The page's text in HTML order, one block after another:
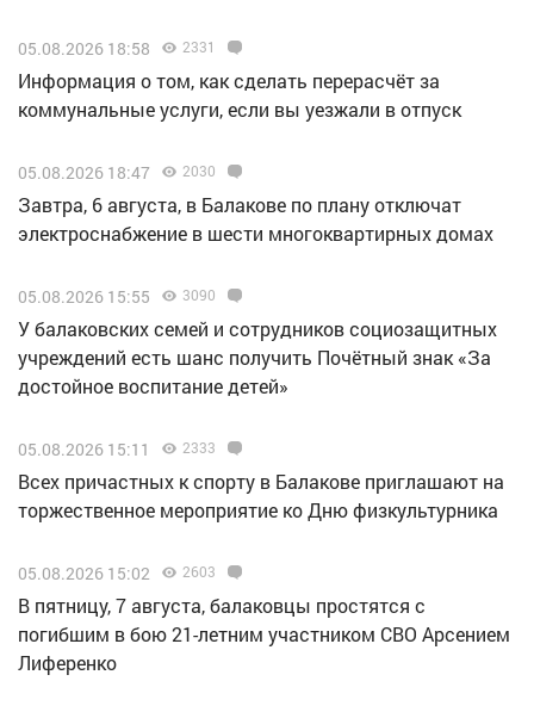
05.08.2026 18:58 2331
Информация о том, как сделать перерасчёт за
коммунальные услуги, если вы уезжали в отпуск
05.08.2026 18:47 2030
Завтра, 6 августа, в Балакове по плану отключат
электроснабжение в шести многоквартирных домах
05.08.2026 15:55 3090
У балаковских семей и сотрудников социозащитных
учреждений есть шанс получить Почётный знак «За
достойное воспитание детей»
05.08.2026 15:11 2333
Всех причастных к спорту в Балакове приглашают на
торжественное мероприятие ко Дню физкультурника
05.08.2026 15:02 2603
В пятницу, 7 августа, балаковцы простятся с
погибшим в бою 21-летним участником СВО Арсением
Лиференко